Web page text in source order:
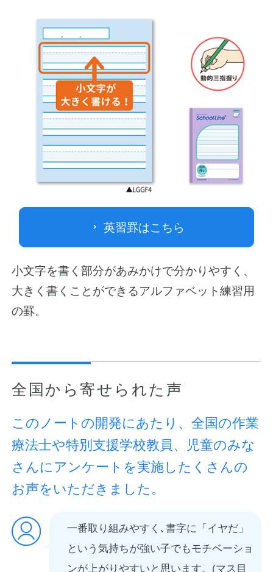
小文字を書く部分があみかけで分かりやすく、
大きく書くことができるアルファベット練習用
の罫。
英習罫はこちら
全国から寄せられた声
このノートの開発にあたり、全国の作業
療法士や特別支援学校教員、児童のみな
さんにアンケートを実施したくさんの
お声をいただきました。
一番取り組みやすく､書字に「イヤだ」
という気持ちが強い子でもモチベーショ
ンが上がりやすいと思います。(マス目